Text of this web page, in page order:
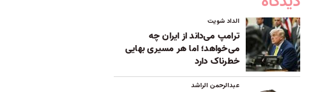
الداد شویت
ترامپ می‌داند از ایران چه
می‌خواهد؛ اما هر مسیری بهایی
خطرناک دارد
عبدالرحمن الراشد